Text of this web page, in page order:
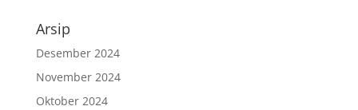
Arsip
Desember 2024
November 2024
Oktober 2024